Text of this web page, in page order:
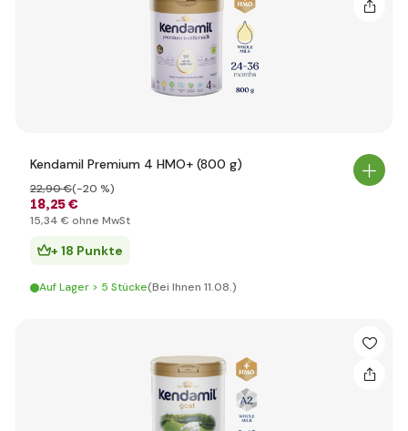
Kendamil Premium 4 HMO+ (800 g)
18,25 €
22,90 €(-20 %)
15,34 € ohne MwSt
+ 18 Punkte
Auf Lager > 5 Stücke(Bei Ihnen 11.08.)